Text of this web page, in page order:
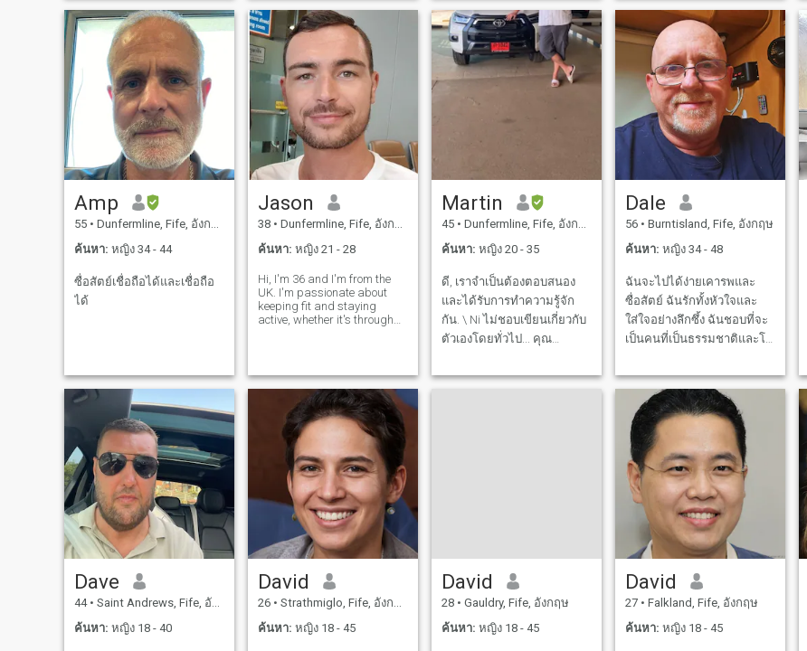
เธอ, หรือ เธอรักก่อนที่เธอจะ
รักอีกครั้งหนึ่งได้นะคะ.... แต่
ถ้าเธอรักคุณตอนนี้ มีอะไรอีก
ที่สําคัญบ้างล่ะ? เธอไม่ใช่คน
ที่สมบูรณ์แบบ คุณก็ไม่ใช่เช่น
กัน และคุณสองคนอาจจะไม่
สมบูรณะด้วยกัน แต่ถ้าเธอทํา
ให้คุณหัวเราะ ทําให้คุณคิด
สองครั้ง และยอมรับว่าเป็น
อาจจะไม่คิดถึงคุณทุกวินาที
ของทุกวัน แต่เธอจะให้ส่วน
หนึ่งของตัวเธอ เธอรู้ว่าคุณสา
นั้นอย่าทําร้ายเธอ อย่าเปลี่ยน
เธอ อย่าวิเคราะห์เธอ และอย่า
คาดหวังมากกว่าที่เธอ
เมื่อเธอทําให้คุณโกรธ และ
คิดถึงเธอเมื่อเธอไม่ได้อยู่ที่
I'm looking for someone who
shares
of adventure in our
relationship.
Amp
55 • Dunfermline, Fife, อังกฤษ
ค้นหา: หญิง 34 - 44
ซื่อสัตย์เชื่อถือได้และเชื่อถือ
ได้
Jason
38 • Dunfermline, Fife, อังกฤษ
ค้นหา: หญิง 21 - 28
Hi, I'm 36 and I'm from the
UK. I'm passionate about
keeping fit and staying
active, whether it's through
hiking in the mountains to
trying new foods in different
Martin
45 • Dunfermline, Fife, อังกฤษ
ค้นหา: หญิง 20 - 35
ดี, เราจำเป็นต้องตอบสนอง
และได้รับการทำความรู้จัก
กัน. \ Ni ไม่ชอบเขียนเกี่ยวกับ
ตัวเองโดยทั่วไป... คุณ
เฉพาะอย่างยิ่ง...😉
Dale
56 • Burntisland, Fife, อังกฤษ
ค้นหา: หญิง 34 - 48
ฉันจะไปได้ง่ายเคารพและ
ซื่อสัตย์ ฉันรักทั้งหัวใจและ
ใส่ใจอย่างลึกซึ้ง ฉันชอบที่จะ
เป็นคนที่เป็นธรรมชาติและโร
ทำร้ายหรือเล่นฉันมาที่นี่เพื่อ
รักและมีชีวิตอยู่
Dave
44 • Saint Andrews, Fife, อังกฤษ
ค้นหา: หญิง 18 - 40
David
26 • Strathmiglo, Fife, อังกฤษ
ค้นหา: หญิง 18 - 45
David
28 • Gauldry, Fife, อังกฤษ
ค้นหา: หญิง 18 - 45
David
27 • Falkland, Fife, อังกฤษ
ค้นหา: หญิง 18 - 45